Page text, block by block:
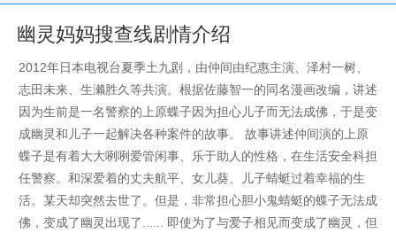
幽灵妈妈搜查线剧情介绍
2012年日本电视台夏季土九剧，由仲间由纪惠主演、泽村一树、
志田未来、生濑胜久等共演。根据佐藤智一的同名漫画改编，讲述
因为生前是一名警察的上原蝶子因为担心儿子而无法成佛，于是变
成幽灵和儿子一起解决各种案件的故事。 故事讲述仲间演的上原
蝶子是有着大大咧咧爱管闲事、乐于助人的性格，在生活安全科担
任警察。和深爱着的丈夫航平、女儿葵、儿子蜻蜓过着幸福的生
活。某天却突然去世了。但是，非常担心胆小鬼蜻蜓的蝶子无法成
佛，变成了幽灵出现了...... 即使为了与爱子相见而变成了幽灵，但